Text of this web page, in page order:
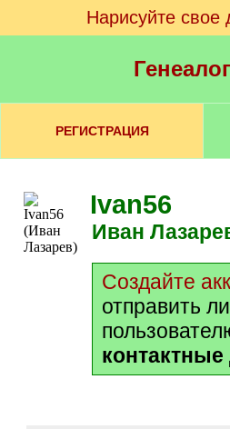
Нарисуйте
РЕГИСТРАЦИЯ
Ivan56
Иван
Создайте
отправить